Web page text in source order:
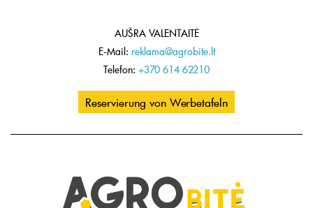
AUŠRA VALENTAITĖ
E-Mail: reklama@agrobite.lt
Telefon: +370 614 62210
Reservierung von Werbetafeln